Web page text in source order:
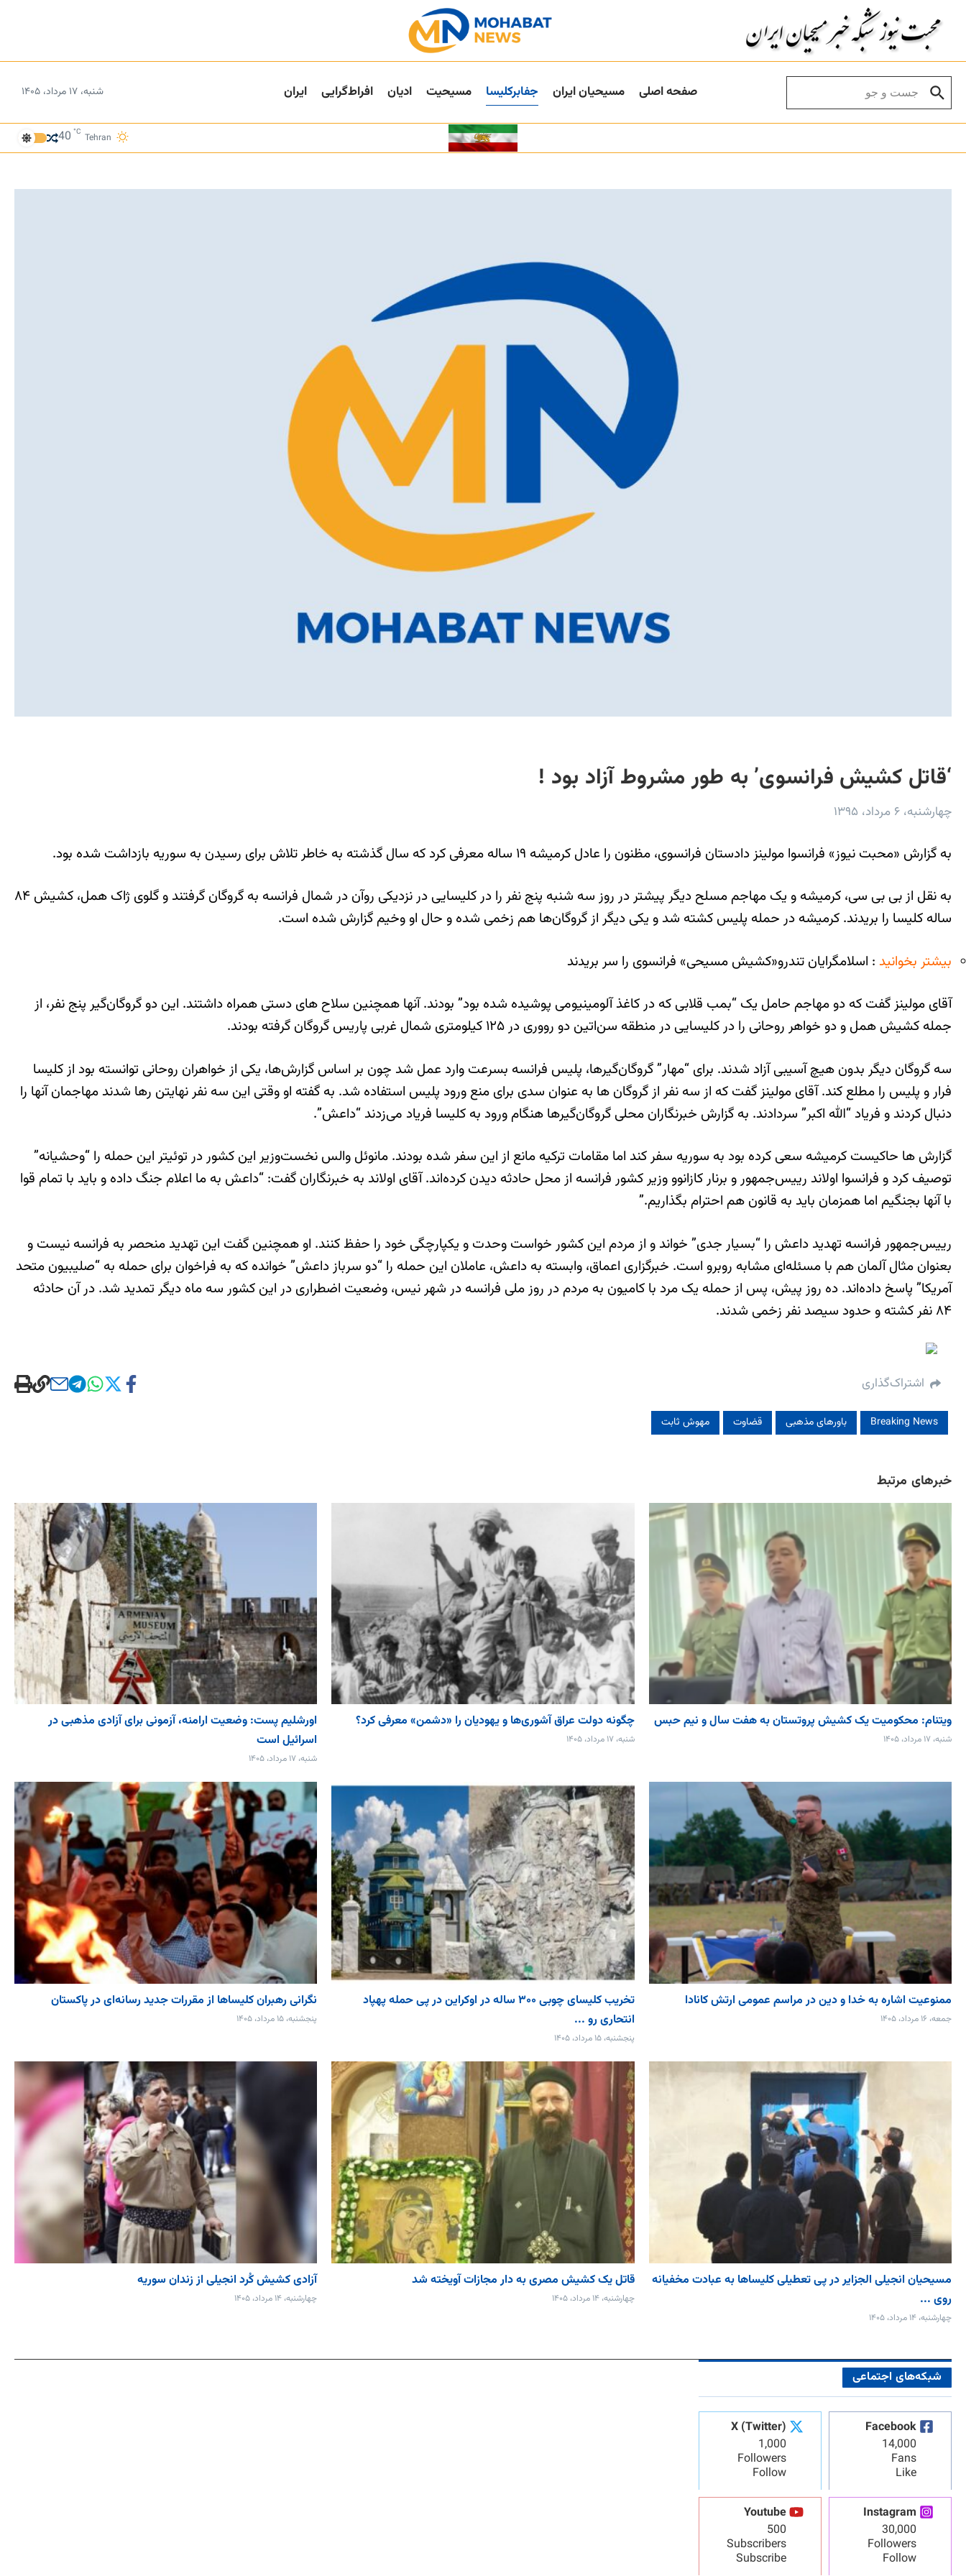
صفحه اصلی مسیحیان ایران جفا‌بر‌کلیسا مسیحیت ادیان افراط‌گرایی ایران شنبه، ۱۷ مرداد، ۱۴۰۵
Tehran
40 °C
‘قاتل کشیش فرانسوی’ به طور مشروط آزاد بود !
چهارشنبه، ۶ مرداد، ۱۳۹۵
به گزارش «محبت نیوز» فرانسوا مولینز دادستان فرانسوی، مظنون را عادل کرمیشه ۱۹ ساله معرفی کرد که سال گذشته به خاطر تلاش برای رسیدن به سوریه بازداشت شده بود.
به نقل از بی بی سی،‌ کرمیشه و یک مهاجم مسلح دیگر پیشتر در روز سه شنبه پنج نفر را در کلیسایی در نزدیکی روآن در شمال فرانسه به گروگان گرفتند و گلوی ژاک همل، کشیش ۸۴
ساله کلیسا را بریدند. کرمیشه در حمله پلیس کشته شد و یکی دیگر از گروگان‌ها هم زخمی شده‌ و حال او وخیم گزارش شده است.
بیشتر بخوانید : اسلامگرایان تندرو«کشیش مسیحی» فرانسوی را سر بریدند
آقای مولینز گفت که دو مهاجم حامل یک “بمب قلابی که در کاغذ آلومینیومی پوشیده شده بود” بودند. آنها همچنین سلاح های دستی همراه داشتند. این دو گروگان‌گیر پنج نفر، از
جمله کشیش همل و دو خواهر روحانی را در کلیسایی در منطقه سن‌اتین‌ دو‌ رووری در ۱۲۵ کیلومتری شمال غربی پاریس گروگان گرفته بودند.
سه گروگان دیگر بدون هیچ آسیبی آزاد شدند. برای “مهار” گروگان‌گیرها، پلیس فرانسه بسرعت وارد عمل شد چون بر اساس گزارش‌ها، یکی از خواهران روحانی توانسته بود از کلیسا
فرار و پلیس را مطلع کند. آقای مولینز گفت که از سه نفر از گروگان ها به عنوان سدی برای منع ورود پلیس استفاده شد. به گفته او وقتی این سه نفر نهایتن رها شدند مهاجمان آنها را
دنبال کردند و فریاد “الله اکبر” سردادند. به گزارش خبرنگاران محلی گروگان‌گیرها هنگام ورود به کلیسا فریاد می‌زدند “داعش”.
گزارش ها حاکیست کرمیشه سعی کرده بود به سوریه سفر کند اما مقامات ترکیه مانع از این سفر شده‌ بودند. مانوئل والس نخست‌وزیر این کشور در توئیتر این حمله را “وحشیانه”
توصیف کرد و فرانسوا اولاند رییس‌جمهور و برنار کازانوو وزیر کشور فرانسه از محل حادثه دیدن کرده‌اند. آقای اولاند به خبرنگاران گفت: “داعش به ما اعلام جنگ داده و باید با تمام قوا
با آنها بجنگیم اما همزمان باید به قانون هم احترام بگذاریم.”
رییس‌جمهور فرانسه تهدید داعش را “بسیار جدی” خواند و از مردم این کشور خواست وحدت و یکپارچگی خود را حفظ کنند. او همچنین گفت این تهدید منحصر به فرانسه نیست و
بعنوان مثال آلمان هم با مسئله‌ای مشابه روبرو است. خبرگزاری اعماق، وابسته به داعش، عاملان این حمله را “دو سرباز داعش” خوانده که به فراخوان برای حمله به “صلیبیون متحد
آمریکا” پاسخ داده‌اند. ده روز پیش، پس از حمله یک مرد با کامیون به مردم در روز ملی فرانسه در شهر نیس، وضعیت اضطراری در این کشور سه ماه دیگر تمدید شد. در آن حادثه
۸۴ نفر کشته و حدود سیصد نفر زخمی شدند.
اشتراک‌گذاری
Breaking News باورهای مذهبی قضاوت مهوش ثابت
خبرهای مرتبط
ویتنام: محکومیت یک کشیش پروتستان به هفت سال و نیم حبس
شنبه، ۱۷ مرداد، ۱۴۰۵
چگونه دولت عراق آشوری‌ها و یهودیان را «دشمن» معرفی کرد؟
شنبه، ۱۷ مرداد، ۱۴۰۵
اورشلیم پست: وضعیت ارامنه، آزمونی برای آزادی مذهبی در
اسرائیل است
شنبه، ۱۷ مرداد، ۱۴۰۵
ممنوعیت اشاره به خدا و دین در مراسم عمومی ارتش کانادا
جمعه، ۱۶ مرداد، ۱۴۰۵
تخریب کلیسای چوبی ۳۰۰ ساله در اوکراین در پی حمله پهپاد
انتحاری رو ...
پنجشنبه، ۱۵ مرداد، ۱۴۰۵
نگرانی رهبران کلیساها از مقررات جدید رسانه‌ای در پاکستان
پنجشنبه، ۱۵ مرداد، ۱۴۰۵
مسیحیان انجیلی الجزایر در پی تعطیلی کلیساها به عبادت مخفیانه
روی ...
چهارشنبه، ۱۴ مرداد، ۱۴۰۵
قاتل یک کشیش مصری به دار مجازات آویخته شد
چهارشنبه، ۱۴ مرداد، ۱۴۰۵
آزادی کشیش کُرد انجیلی از زندان سوریه
چهارشنبه، ۱۴ مرداد، ۱۴۰۵
شبکه‌های اجتماعی
Facebook
14,000
Fans
Like
X (Twitter)
1,000
Followers
Follow
Instagram
30,000
Followers
Follow
Youtube
500
Subscribers
Subscribe